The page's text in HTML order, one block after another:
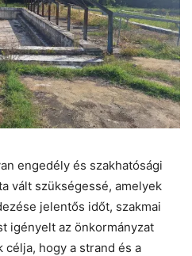
engedély és szakhatósági
vált szükségessé, amelyek
jelentős időt, szakmai
igényelt az önkormányzat
célja, hogy a strand és a